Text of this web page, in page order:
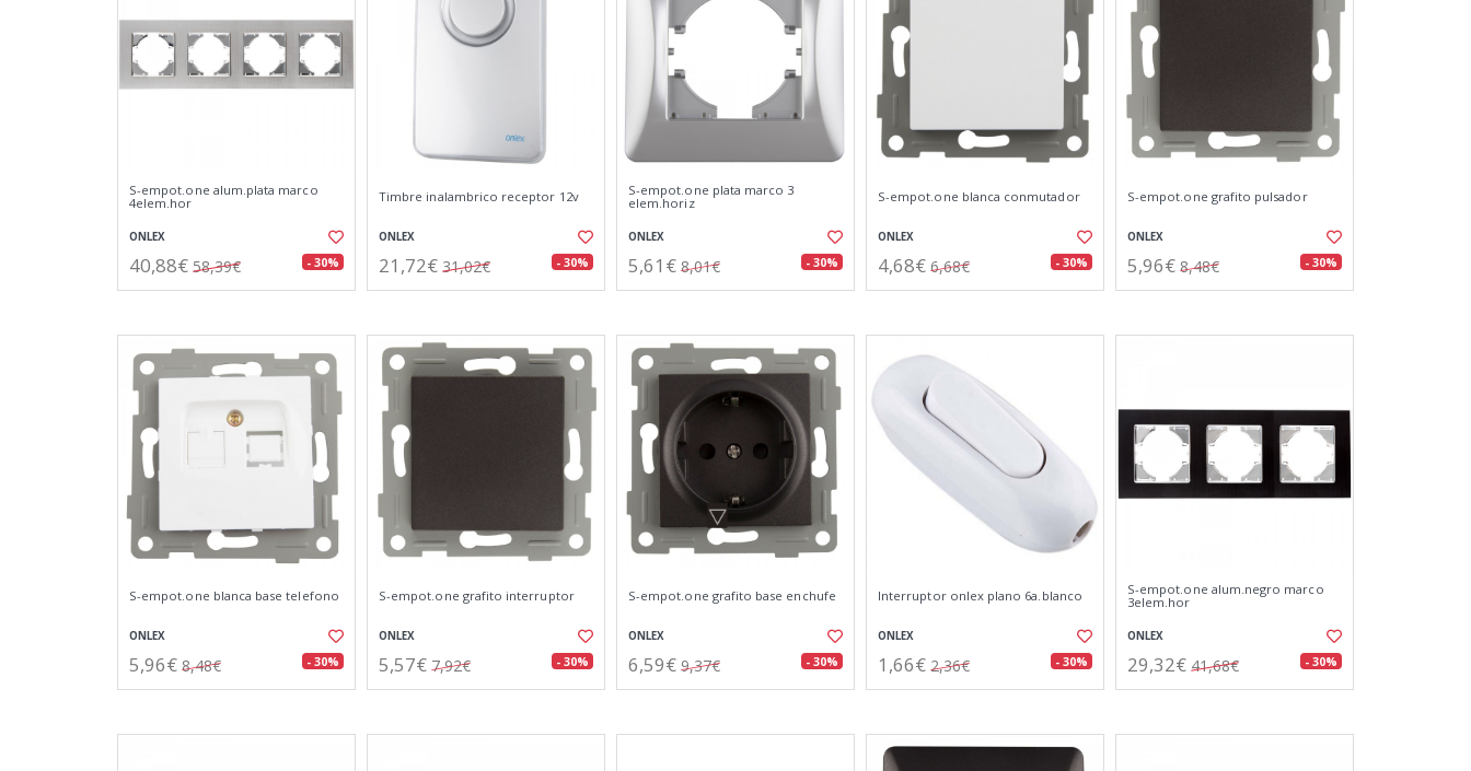
S-empot.one alum.plata marco
4elem.hor
ONLEX
40,88€ 58,39€ - 30%
Timbre inalambrico receptor 12v
ONLEX
21,72€ 31,02€ - 30%
S-empot.one plata marco 3
elem.horiz
ONLEX
5,61€ 8,01€ - 30%
S-empot.one blanca conmutador
ONLEX
4,68€ 6,68€ - 30%
S-empot.one grafito pulsador
ONLEX
5,96€ 8,48€ - 30%
S-empot.one blanca base telefono
ONLEX
5,96€ 8,48€ - 30%
S-empot.one grafito interruptor
ONLEX
5,57€ 7,92€ - 30%
S-empot.one grafito base enchufe
ONLEX
6,59€ 9,37€ - 30%
Interruptor onlex plano 6a.blanco
ONLEX
1,66€ 2,36€ - 30%
S-empot.one alum.negro marco
3elem.hor
ONLEX
29,32€ 41,68€ - 30%